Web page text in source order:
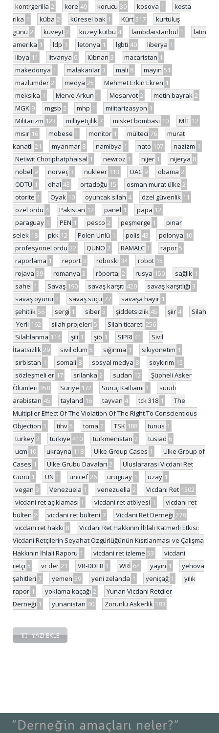
kontrgerilla 2 kore 49 korucu 30 kosova 1
kosta
rika 1 küba 2 küresel bak 1 Kürt 317
kurtuluş
günü 2 kuveyt 2 kuzey kutbu 4 lambdaistanbul 1
latin
amerika 1 ldp 1 letonya 1 lgbti 40 liberya 1
libya 11 litvanya 6 lübnan 3 macaristan 1
makedonya 1 malakanlar 3 mali 8 mayın 51
mazlumder 2 medya 25 Mehmet Erkin Ekren 1
meksika 1 Merve Arkun 1 Mesarvot 2 metin bayrak 2
MGK 9 mgsb 2 mhp 1 militarizasyon 1
Militarizm 123 milliyetçilik 7 misket bombası 10 MİT 12
mısır 16 mobese 1 monitor 1 mülteci 76
murat
kanatlı 21 myanmar 8 namibya 1 nato 107 nazizm 1
Netiwit Chotiphatphaisal 1 newroz 1 nijer 1 nijerya 8
nobel 9 norveç 3 nükleer 113 OAC 9 obama 2
ODTÜ 1 ohal 43 ortadoğu 15 osman murat ülke 2
otorite 1 Oyak 10 oyuncak silah 4 özel güvenlik 11
özel ordu 4 Pakistan 12 panel 1 papa 12
paraguay 1 PEN 1 pesco 2 peşmerge 1
pınar
selek 18 pkk 12 Polen Ünlü 1 polis 43 polonya 10
profesyonel ordu 22 QUNO 2 RAMALC 1 rapor 5
raporlama 1 report 3 roboski 34 robot 15
rojava 39 romanya 3 röportaj 2 rusya 150 sağlık 1
sahel 1 Savaş 190 savaş karşıtı 420 savaş karşıtlığı 3
savaş oyunu 2 savaş suçu 77 savaşa hayır 1
şehitlik 56 sergi 1 siber 5 şiddetsizlik 45 şiir 4
Silah
- Yerli 162 silah projeleri 5 Silah ticareti 256
Silahlanma 114 şili 1 şiö 1 SIPRI 41
Sivil
İtaatsizlik 29 sivil ölüm 5 sığınma 1 sıkıyönetim 1
sırbistan 1 somali 8 sosyal medya 8 soykırım 15
sözleşmeli er 17 srilanka 2 sudan 12
Şüpheli Asker
Ölümleri 358 Suriye 172 Suruç Katliamı 1
suudi
arabistan 45 tayland 16 tayvan 4 tck 318 1
The
Multiplier Effect Of The Violation Of The Right To Conscientious
Objection 1 tihv 5 toma 2 TSK 188 tunus 1
turkey 2 türkiye 410 türkmenistan 2 tüsiad 6
ucm 10 ukrayna 118 Ulke Group Cases 1
Ülke Group of
Cases 1 Ülke Grubu Davaları 2
Uluslararası Vicdani Ret
Günü 1 UN 1 unicef 26 uruguay 1 uzay 1
vegan 3 Venezuela 1 venezuella 2 Vicdani Ret 1302
vicdani ret açıklaması 1 vicdani ret atölyesi 1
vicdani ret
bülten 2 vicdani ret bülteni 7 Vicdani Ret Derneği 278
vicdani ret hakkı 8
Vicdani Ret Hakkının İhlali Katmerli Etkisi:
Vicdani Retçilerin Seyahat Özgürlüğünün Kısıtlanması ve Çalışma
Hakkının İhlali Raporu 1 vicdani ret izleme 53
vicdani
retçi 5 vr der 21 VR-DDER 1 WRİ 64 yayın 1
yehova
şahitleri 7 yemen 59 yeni zelanda 1 yeniçağ 1
yılık
rapor 1 yoklama kaçağı 2
Yunan Vicdani Retçiler
Derneği 1 yunanistan 40 Zorunlu Askerlik 183
YAZI EKLE